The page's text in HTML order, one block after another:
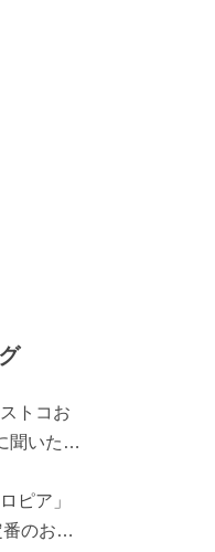
トコお
聞いた買
ピア」
のおす